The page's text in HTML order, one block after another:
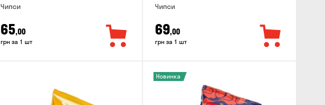
Чипси
65,00
грн за 1 шт
Чипси
69,00
грн за 1 шт
Новинка